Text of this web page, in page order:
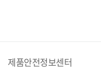
제품안전정보센터